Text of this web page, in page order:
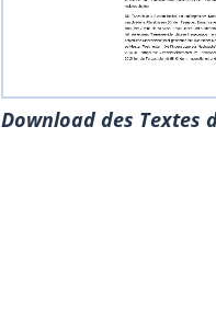
Download des Textes